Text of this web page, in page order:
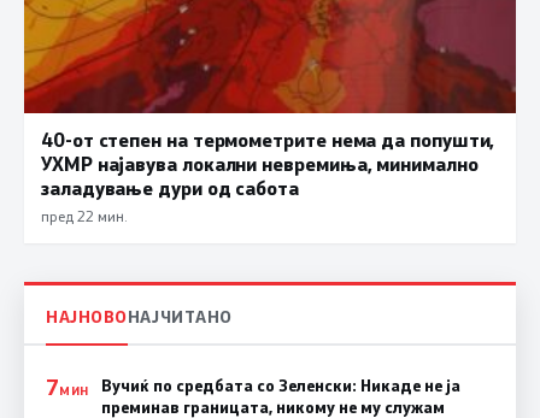
40-от степен на термометрите нема да попушти,
УХМР најавува локални невремиња, минимално
заладување дури од сабота
пред 22 мин.
НАЈНОВОНАЈЧИТАНО
7МИН
Вучиќ по средбата со Зеленски: Никаде не ја
преминав границата, никому не му служам